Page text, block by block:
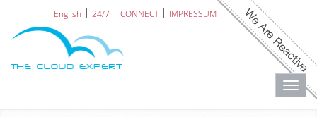
English 24/7 CONNECT IMPRESSUM